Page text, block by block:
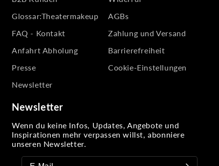
Glossar:Theatermakeup
FAQ - Kontakt
Anfahrt Abholung
Presse
Newsletter
AGBs
Zahlung und Versand
Barrierefreiheit
Cookie-Einstellungen
Newsletter
Wenn du keine Infos, Updates, Angebote und
Inspirationen mehr verpassen willst, abonniere
unseren Newsletter.